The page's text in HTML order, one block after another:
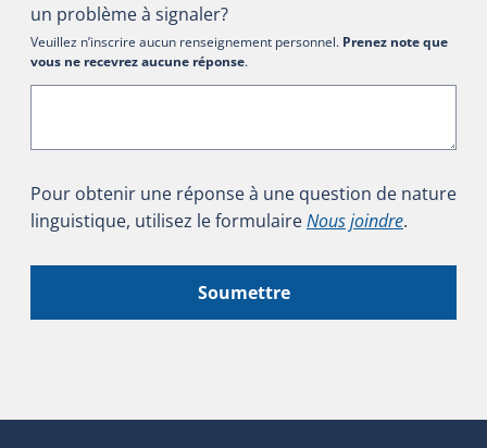
un problème à signaler?
Veuillez n’inscrire aucun renseignement personnel. Prenez note que
vous ne recevrez aucune réponse.
Pour obtenir une réponse à une question de nature
linguistique, utilisez le formulaireNous joindre.
Soumettre